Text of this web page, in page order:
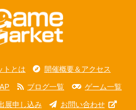
トとは 開催概要＆アクセス
ブログ一覧 ゲーム一覧
展申し込み お問い合わせ